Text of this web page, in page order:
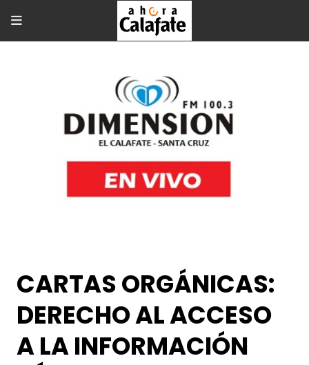
CARTAS ORGÁNICAS:
DERECHO AL ACCESO
A LA INFORMACIÓN